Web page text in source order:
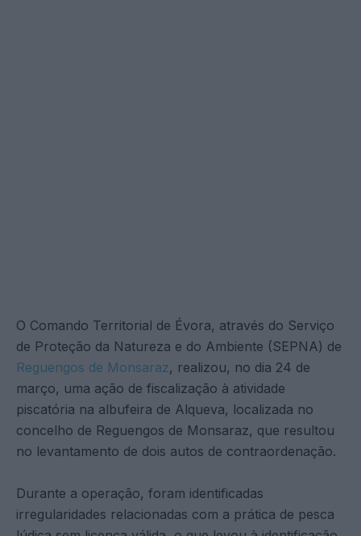
O Comando Territorial de Évora, através do Serviço
de Proteção da Natureza e do Ambiente (SEPNA) de
Reguengos de Monsaraz, realizou, no dia 24 de
março, uma ação de fiscalização à atividade
piscatória na albufeira de Alqueva, localizada no
concelho de Reguengos de Monsaraz, que resultou
no levantamento de dois autos de contraordenação.
Durante a operação, foram identificadas
irregularidades relacionadas com a prática de pesca